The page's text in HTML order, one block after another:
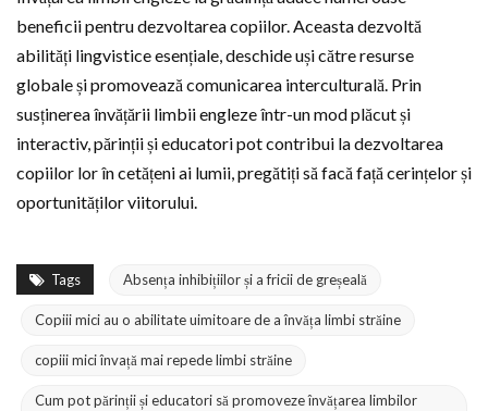
beneficii pentru dezvoltarea copiilor. Aceasta dezvoltă
abilități lingvistice esențiale, deschide uși către resurse
globale și promovează comunicarea interculturală. Prin
susținerea învățării limbii engleze într-un mod plăcut și
interactiv, părinții și educatori pot contribui la dezvoltarea
copiilor lor în cetățeni ai lumii, pregătiți să facă față cerințelor și
oportunităților viitorului.
Tags Absența inhibițiilor și a fricii de greșeală
Copiii mici au o abilitate uimitoare de a învăța limbi străine
copiii mici învață mai repede limbi străine
Cum pot părinții și educatori să promoveze învățarea limbilor